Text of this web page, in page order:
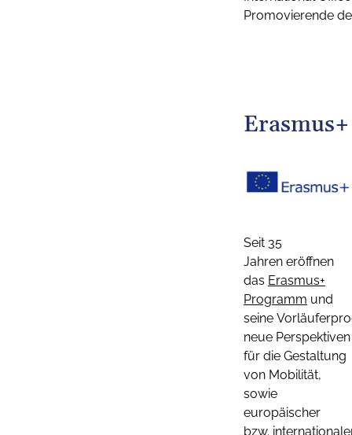
Promovierende
Erasmus+
Seit 35
Jahren eröffnen
das Erasmus+
Programm und
seine
neue Perspektiven
für die Gestaltung
von Mobilität,
sowie
europäischer
bzw.